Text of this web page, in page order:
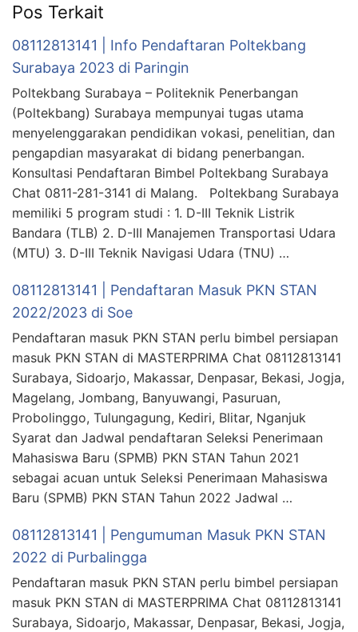
Pos Terkait
08112813141 | Info Pendaftaran Poltekbang
Surabaya 2023 di Paringin
Poltekbang Surabaya – Politeknik Penerbangan
(Poltekbang) Surabaya mempunyai tugas utama
menyelenggarakan pendidikan vokasi, penelitian, dan
pengapdian masyarakat di bidang penerbangan.
Konsultasi Pendaftaran Bimbel Poltekbang Surabaya
Chat 0811-281-3141 di Malang. Poltekbang Surabaya
memiliki 5 program studi : 1. D-III Teknik Listrik
Bandara (TLB) 2. D-III Manajemen Transportasi Udara
(MTU) 3. D-III Teknik Navigasi Udara (TNU) …
08112813141 | Pendaftaran Masuk PKN STAN
2022/2023 di Soe
Pendaftaran masuk PKN STAN perlu bimbel persiapan
masuk PKN STAN di MASTERPRIMA Chat 08112813141
Surabaya, Sidoarjo, Makassar, Denpasar, Bekasi, Jogja,
Magelang, Jombang, Banyuwangi, Pasuruan,
Probolinggo, Tulungagung, Kediri, Blitar, Nganjuk
Syarat dan Jadwal pendaftaran Seleksi Penerimaan
Mahasiswa Baru (SPMB) PKN STAN Tahun 2021
sebagai acuan untuk Seleksi Penerimaan Mahasiswa
Baru (SPMB) PKN STAN Tahun 2022 Jadwal …
08112813141 | Pengumuman Masuk PKN STAN
2022 di Purbalingga
Pendaftaran masuk PKN STAN perlu bimbel persiapan
masuk PKN STAN di MASTERPRIMA Chat 08112813141
Surabaya, Sidoarjo, Makassar, Denpasar, Bekasi, Jogja,